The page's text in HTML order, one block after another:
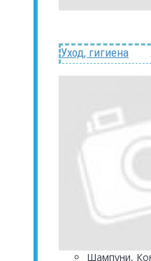
Уход, гигиена
Шампуни,